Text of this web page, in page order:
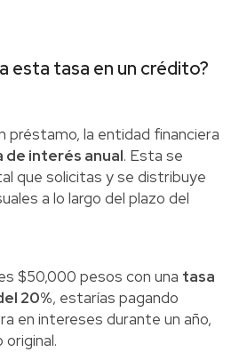
esta tasa en un crédito?
préstamo, la entidad financiera
de interés anual. Esta se
que solicitas y se distribuye
a lo largo del plazo del
$50,000 pesos con una tasa
20%, estarías pagando
en intereses durante un año,